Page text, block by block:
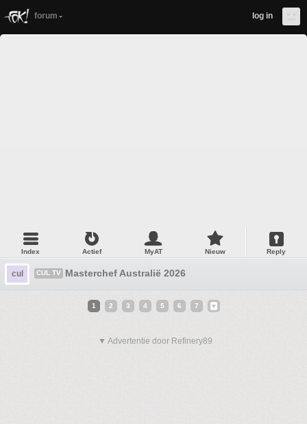
forum log in
Index Actief MyAT Nieuw Reply
cul CUL TV Masterchef Australië 2026
1 2 3 4 5 6 7
▼ Advertentie door Refinery89